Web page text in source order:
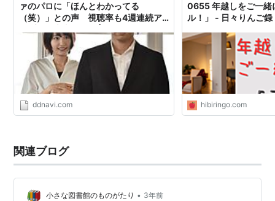
ァのパロに「ほんとわかってる
（笑）」との声 視聴率も4週連続ア
ddnavi.com
0655 年越しをご一緒
ル！」 - 日々りんご録
hibiringo.com
関連ブログ
小さな図書館のものがたり • 3年前